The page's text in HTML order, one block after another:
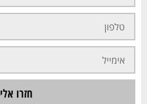
חזרו אלי